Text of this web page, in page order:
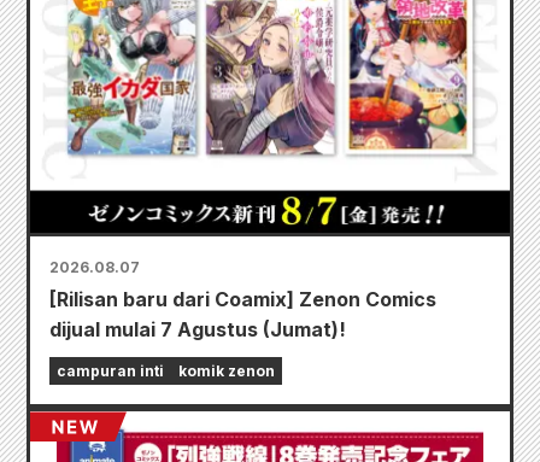
2026.08.07
[Rilisan baru dari Coamix] Zenon Comics
dijual mulai 7 Agustus (Jumat)!
campuran inti komik zenon